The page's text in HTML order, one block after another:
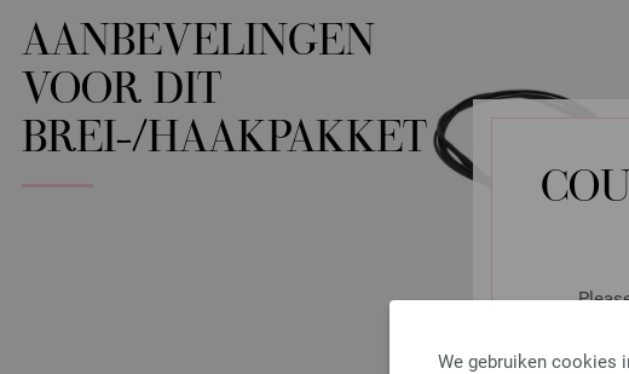
We gebruiken cookies
AANBEVELINGEN
VOOR DIT
BREI-/HAAKPAKKET